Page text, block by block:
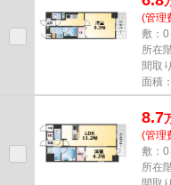
(管理
敷：
所在
間取
面積
8.7
(管理
敷：
所在